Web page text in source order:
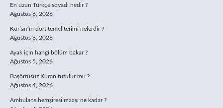
En uzun Türkçe soyadı nedir ?
Ağustos 6, 2026
Kur’an’ın dört temel terimi nelerdir ?
Ağustos 6, 2026
Ayak için hangi bölüm bakar ?
Ağustos 5, 2026
Başörtüsüz Kuran tutulur mu ?
Ağustos 4, 2026
Ambulans hemşiresi maaşı ne kadar ?